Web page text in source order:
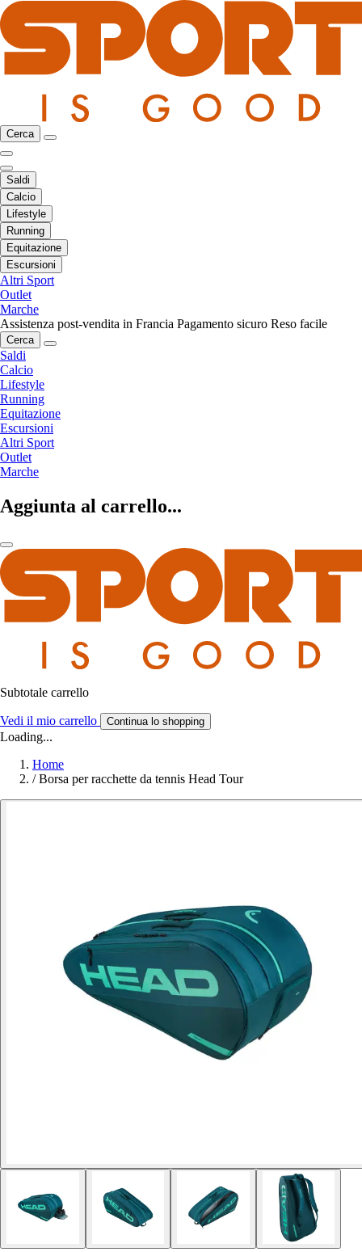
Cerca
Saldi
Calcio
Lifestyle
Running
Equitazione
Escursioni
Altri Sport
Outlet
Marche
Assistenza post-vendita in Francia Pagamento sicuro Reso facile
Cerca
Saldi
Calcio
Lifestyle
Running
Equitazione
Escursioni
Altri Sport
Outlet
Marche
Aggiunta al carrello...
Subtotale carrello
Vedi il mio carrello Continua lo shopping
Loading...
Home
/ Borsa per racchette da tennis Head Tour